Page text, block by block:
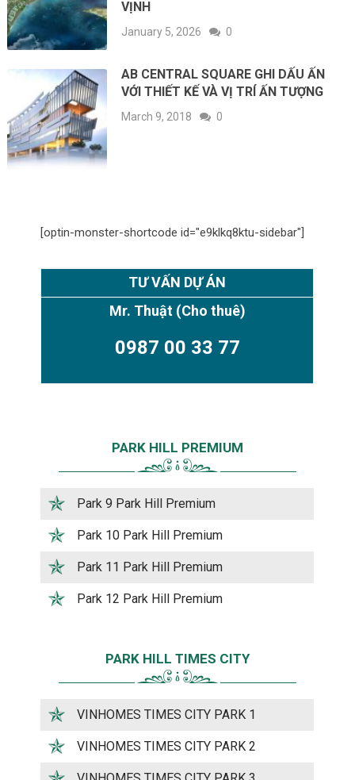
VỊNH
January 5, 2026 0
AB CENTRAL SQUARE GHI DẤU ẤN
VỚI THIẾT KẾ VÀ VỊ TRÍ ẤN TƯỢNG
March 9, 2018 0
[optin-monster-shortcode id="e9klkq8ktu-sidebar"]
TƯ VẤN DỰ ÁN
Mr. Thuật (Cho thuê)
0987 00 33 77
PARK HILL PREMIUM
Park 9 Park Hill Premium
Park 10 Park Hill Premium
Park 11 Park Hill Premium
Park 12 Park Hill Premium
PARK HILL TIMES CITY
VINHOMES TIMES CITY PARK 1
VINHOMES TIMES CITY PARK 2